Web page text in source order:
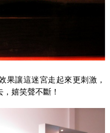
果讓這迷宮走起來更刺激，
嬉笑聲不斷！